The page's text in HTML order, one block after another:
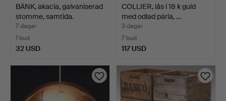
BÄNK, akacia, galvaniserad
stomme, samtida.
7 dagar
1 bud
32 USD
COLLIER, lås i 18 k guld
med odlad pärla, …
3 dagar
7 bud
117 USD